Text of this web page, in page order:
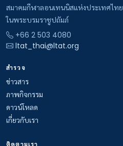
สมาคมกีฬาลอนเทนนิสแห่งประเทศไทย
ในพระบรมราชูปถัมภ์
+66 2 503 4080
ltat_thai@ltat.org
สำรวจ
ข่าวสาร
ภาพกิจกรรม
ดาวน์โหลด
เกี่ยวกับเรา